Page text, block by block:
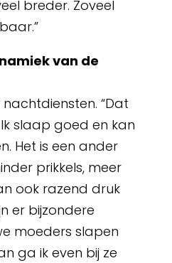
breder. Zoveel
van de
“Dat
slaap goed en kan
Het is een ander
prikkels, meer
ook razend druk
er bijzondere
moeders slapen
ga ik even bij ze